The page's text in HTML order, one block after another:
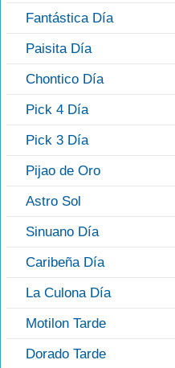
Fantástica Día
Paisita Día
Chontico Día
Pick 4 Día
Pick 3 Día
Pijao de Oro
Astro Sol
Sinuano Día
Caribeña Día
La Culona Día
Motilon Tarde
Dorado Tarde